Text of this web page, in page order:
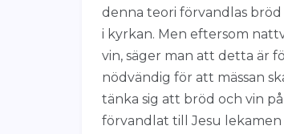
denna teori förvandlas
i kyrkan. Men eftersom
vin, säger man att detta är
nödvändig för att mässan
tänka sig att bröd och vin
förvandlat till Jesu